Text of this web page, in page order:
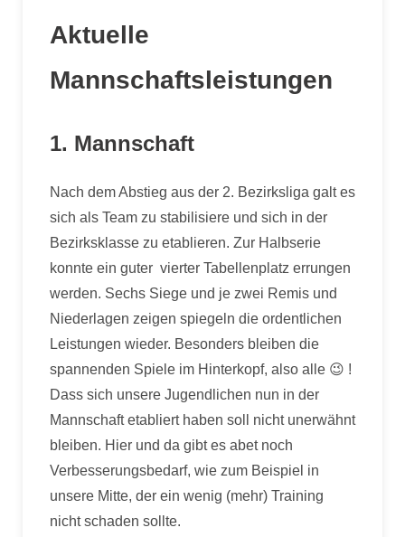
Aktuelle
Mannschaftsleistungen
1. Mannschaft
Nach dem Abstieg aus der 2. Bezirksliga galt es
sich als Team zu stabilisiere und sich in der
Bezirksklasse zu etablieren. Zur Halbserie
konnte ein guter vierter Tabellenplatz errungen
werden. Sechs Siege und je zwei Remis und
Niederlagen zeigen spiegeln die ordentlichen
Leistungen wieder. Besonders bleiben die
spannenden Spiele im Hinterkopf, also alle 😉 !
Dass sich unsere Jugendlichen nun in der
Mannschaft etabliert haben soll nicht unerwähnt
bleiben. Hier und da gibt es abet noch
Verbesserungsbedarf, wie zum Beispiel in
unsere Mitte, der ein wenig (mehr) Training
nicht schaden sollte.